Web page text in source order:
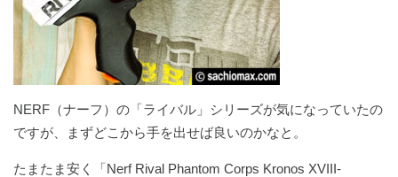
NERF（ナーフ）の「ライバル」シリーズが気になっていたの
ですが、まずどこから手を出せば良いのかなと。
たまたま安く「Nerf Rival Phantom Corps Kronos XVIII-